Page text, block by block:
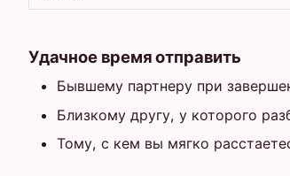
Удачное время отправить
Бывшему партнеру при
Близкому другу, у которого
Тому, с кем вы мягко